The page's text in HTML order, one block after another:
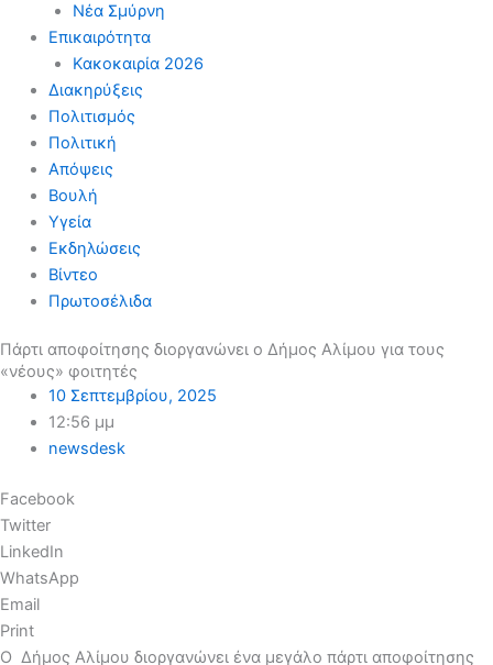
Νέα Σμύρνη
Επικαιρότητα
Κακοκαιρία 2026
Διακηρύξεις
Πολιτισμός
Πολιτική
Απόψεις
Βουλή
Υγεία
Εκδηλώσεις
Βίντεο
Πρωτοσέλιδα
Πάρτι αποφοίτησης διοργανώνει ο Δήμος Αλίμου για τους
«νέους» φοιτητές
10 Σεπτεμβρίου, 2025
12:56 μμ
newsdesk
Facebook
Twitter
LinkedIn
WhatsApp
Email
Print
Ο Δήμος Αλίμου διοργανώνει ένα μεγάλο πάρτι αποφοίτησης